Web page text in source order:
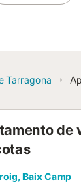
Tarragona
de
Baix Camp